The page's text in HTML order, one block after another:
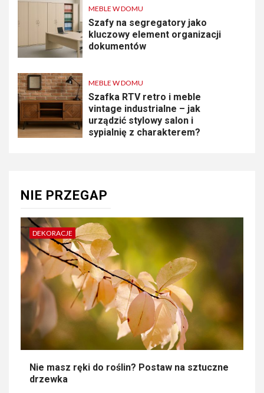
MEBLE W DOMU
Szafy na segregatory jako
kluczowy element organizacji
dokumentów
MEBLE W DOMU
Szafka RTV retro i meble
vintage industrialne – jak
urządzić stylowy salon i
sypialnię z charakterem?
NIE PRZEGAP
DEKORACJE
Nie masz ręki do roślin? Postaw na sztuczne
drzewka